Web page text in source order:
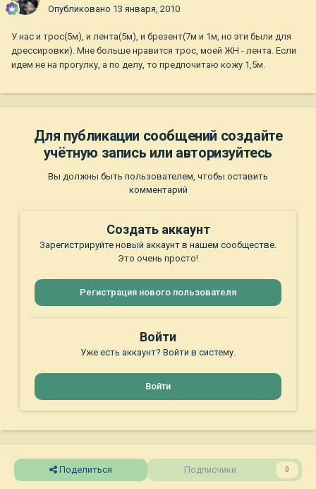
Опубликовано 13 января, 2010
У нас и трос(5м), и лента(5м), и брезент(7м и 1м, но эти были для
дрессировки). Мне больше нравится трос, моей ЖН - лента. Если
идем не на прогулку, а по делу, то предпочитаю кожу 1,5м.
Для публикации сообщений создайте
учётную запись или авторизуйтесь
Вы должны быть пользователем, чтобы оставить
комментарий
Создать аккаунт
Зарегистрируйте новый аккаунт в нашем сообществе.
Это очень просто!
Регистрация нового пользователя
Войти
Уже есть аккаунт? Войти в систему.
Войти
Поделиться Подписчики 0